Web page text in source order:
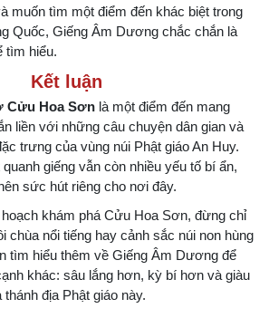
muốn tìm một điểm đến khác biệt trong
Quốc, Giếng Âm Dương chắc chắn là
tìm hiểu.
Kết luận
Cửu Hoa Sơn là một điểm đến mang
liền với những câu chuyện dân gian và
trưng của vùng núi Phật giáo An Huy.
giếng vẫn còn nhiều yếu tố bí ẩn,
sức hút riêng cho nơi đây.
khám phá Cửu Hoa Sơn, đừng chỉ
chùa nổi tiếng hay cảnh sắc núi non hùng
tìm hiểu thêm về Giếng Âm Dương để
khác: sâu lắng hơn, kỳ bí hơn và giàu
địa Phật giáo này.